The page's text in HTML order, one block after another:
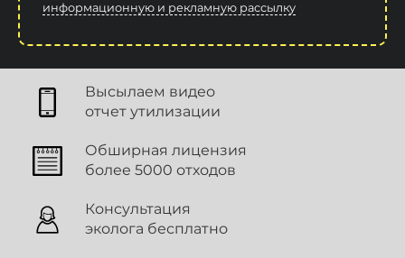
информационную и рекламную рассылку
Высылаем видео
отчет утилизации
Обширная лицензия
более 5000 отходов
Консультация
эколога бесплатно